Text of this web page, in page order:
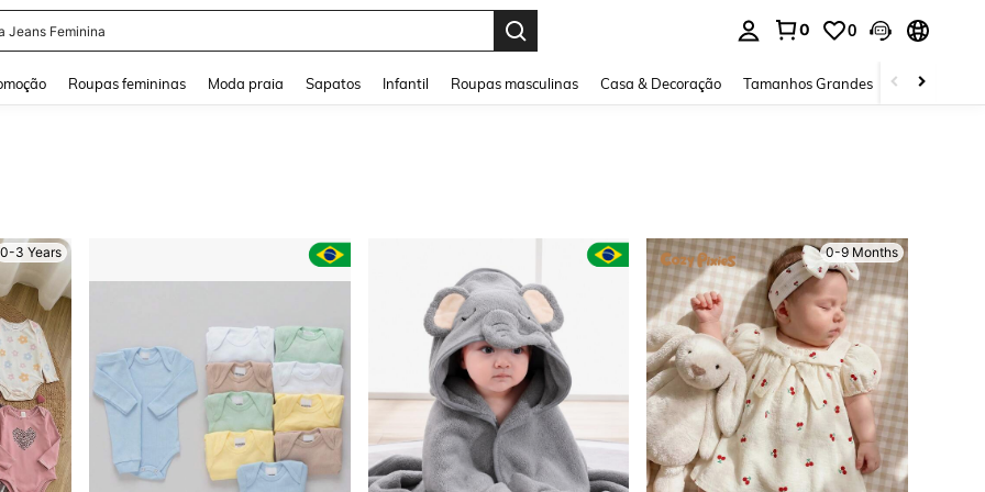
0 0
Roupas femininas Moda praia Sapatos Infantil Roupas masculinas Casa & Decoração Tamanhos Grandes Joias e
0-3 Years 0-9 Months